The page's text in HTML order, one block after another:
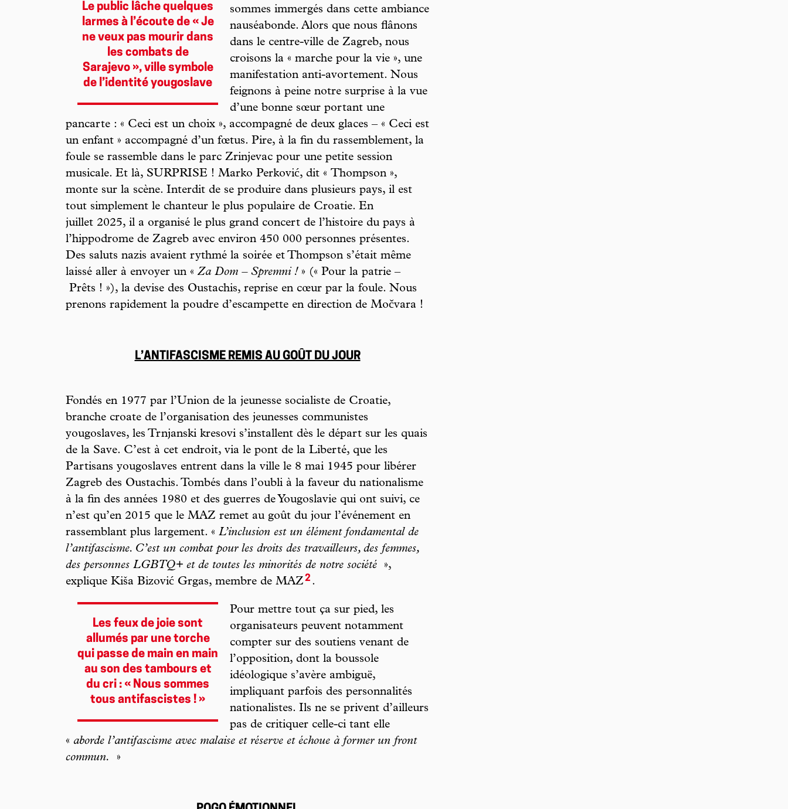
Le public lâche quelques
larmes à l’écoute de « Je
ne veux pas mourir dans
les combats de
Sarajevo », ville symbole
de l’identité yougoslave
sommes immergés dans cette ambiance
nauséabonde. Alors que nous flânons
dans le centre-ville de Zagreb, nous
croisons la « marche pour la vie », une
manifestation anti-avortement. Nous
feignons à peine notre surprise à la vue
d’une bonne sœur portant une
pancarte : « Ceci est un choix », accompagné de deux glaces – « Ceci est
un enfant » accompagné d’un fœtus. Pire, à la fin du rassemblement, la
foule se rassemble dans le parc Zrinjevac pour une petite session
musicale. Et là, SURPRISE ! Marko Perković, dit « Thompson »,
monte sur la scène. Interdit de se produire dans plusieurs pays, il est
tout simplement le chanteur le plus populaire de Croatie. En
juillet 2025, il a organisé le plus grand concert de l’histoire du pays à
l’hippodrome de Zagreb avec environ 450 000 personnes présentes.
Des saluts nazis avaient rythmé la soirée et Thompson s’était même
laissé aller à envoyer un «Za Dom – Spremni !» (« Pour la patrie –
Prêts ! »), la devise des Oustachis, reprise en cœur par la foule. Nous
prenons rapidement la poudre d’escampette en direction de Močvara !
L’ANTIFASCISME REMIS AU GOÛT DU JOUR
Fondés en 1977 par l’Union de la jeunesse socialiste de Croatie,
branche croate de l’organisation des jeunesses communistes
yougoslaves, les Trnjanski kresovi s’installent dès le départ sur les quais
de la Save. C’est à cet endroit, via le pont de la Liberté, que les
Partisans yougoslaves entrent dans la ville le 8 mai 1945 pour libérer
Zagreb des Oustachis. Tombés dans l’oubli à la faveur du nationalisme
à la fin des années 1980 et des guerres de Yougoslavie qui ont suivi, ce
n’est qu’en 2015 que le MAZ remet au goût du jour l’événement en
rassemblant plus largement. « L’inclusion est un élément fondamental de
l’antifascisme. C’est un combat pour les droits des travailleurs, des femmes,
des personnes LGBTQ+ et de toutes les minorités de notre société »,
explique Kiša Bizović Grgas, membre de MAZ2 .
Les feux de joie sont
allumés par une torche
qui passe de main en main
au son des tambours et
du cri : « Nous sommes
tous antifascistes ! »
Pour mettre tout ça sur pied, les
organisateurs peuvent notamment
compter sur des soutiens venant de
l’opposition, dont la boussole
idéologique s’avère ambiguë,
impliquant parfois des personnalités
nationalistes. Ils ne se privent d’ailleurs
pas de critiquer celle-ci tant elle
« aborde l’antifascisme avec malaise et réserve et échoue à former un front
commun.
»